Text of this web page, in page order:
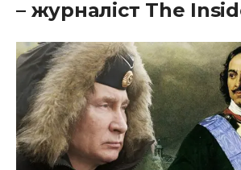
– журналіст The